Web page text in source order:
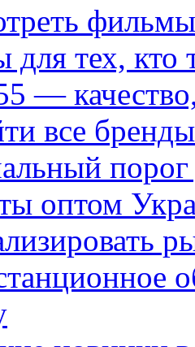
тех, кто
—
все
порог
оптом